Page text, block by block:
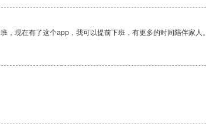
现在有了这个app，我可以提前下班，有更多的时间陪伴家人。